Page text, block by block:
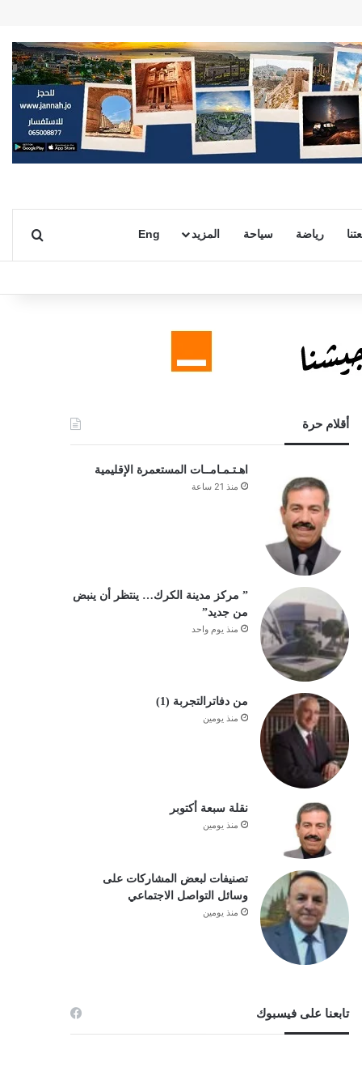
رياضة سياحة المزيد Eng بحث
أقلام حرة
اهـتـمـامــات المستعمرة الإقليمية
منذ 21 ساعة
” مركز مدينة الكرك… ينتظر أن ينبض
من جديد”
منذ يوم واحد
من دفاترالتجربة (1)
منذ يومين
نقلة سبعة أكتوبر
منذ يومين
تصنيفات لبعض المشاركات على
وسائل التواصل الاجتماعي
منذ يومين
تابعنا على فيسبوك